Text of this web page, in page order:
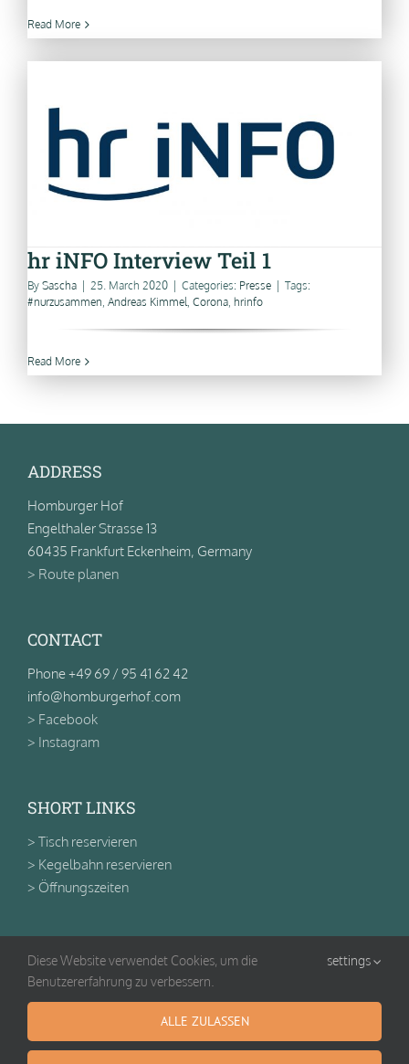
Read More
hr iNFO Interview Teil 1
By Sascha 25. March 2020 Categories: Presse
Tags:
#nurzusammen, Andreas Kimmel, Corona, hrinfo
Read More
ADDRESS
Homburger Hof
Engelthaler Strasse 13
60435 Frankfurt Eckenheim, Germany
> Route planen
CONTACT
Phone +49 69 / 95 41 62 42
info@homburgerhof.com
> Facebook
> Instagram
SHORT LINKS
> Tisch reservieren
> Kegelbahn reservieren
> Öffnungszeiten
RECHTLICHES
> Impressum
> Datenschutz
Diese Website verwendet Cookies, um die
Benutzererfahrung zu verbessern.
settings
ALLE ZULASSEN